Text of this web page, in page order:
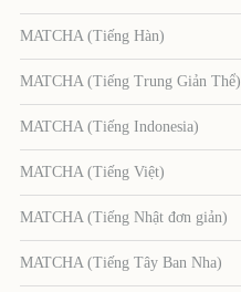
MATCHA (Tiếng Hàn)
MATCHA (Tiếng Trung Giản Thể)
MATCHA (Tiếng Indonesia)
MATCHA (Tiếng Việt)
MATCHA (Tiếng Nhật đơn giản)
MATCHA (Tiếng Tây Ban Nha)